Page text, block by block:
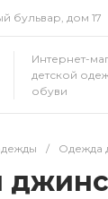
бульвар, дом 17
Интернет-
детской
обуви
/ Одежда